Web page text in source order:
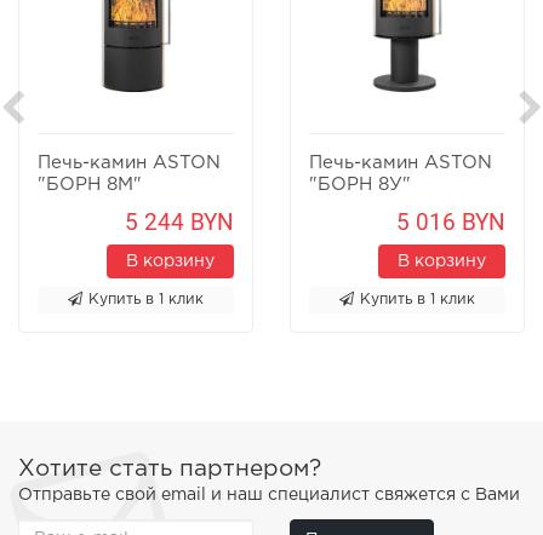
Печь-камин ASTON
"БОРН 8М"
5 244 BYN
В корзину
Купить в 1 клик
Печь-камин ASTON
"БОРН 8У"
5 016 BYN
В корзину
Купить в 1 клик
Хотите стать партнером?
Отправьте свой email и наш специалист свяжется с Вами